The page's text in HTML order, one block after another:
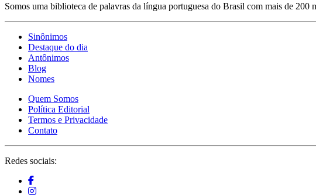
Somos uma biblioteca de palavras da língua portuguesa do Brasil com mais de 200
Sinônimos
Destaque do dia
Antônimos
Blog
Nomes
Quem Somos
Política Editorial
Termos e Privacidade
Contato
Redes sociais: